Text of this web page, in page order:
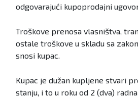
odgovarajući kupoprodajni
Troškove prenosa vlasništva,
ostale troškove u skladu sa
snosi kupac.
Kupac je dužan kupljene stvari
stanju, i to u roku od 2 (dva)